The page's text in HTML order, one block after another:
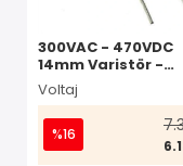
300VAC - 470VDC
14mm Varistör -
14D471K
Voltaj
%16